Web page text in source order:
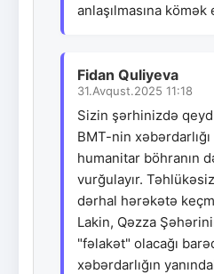
anlaşılmasına kömək
Fidan Quliyeva
31.Avqust.2025 11:18
Sizin şərhinizdə
BMT-nin xəbərdarlığı
humanitar böhranın
vurğulayır.
dərhal hərəkətə
Lakin, Qəzza
"fəlakət" olacağı
xəbərdarlığın